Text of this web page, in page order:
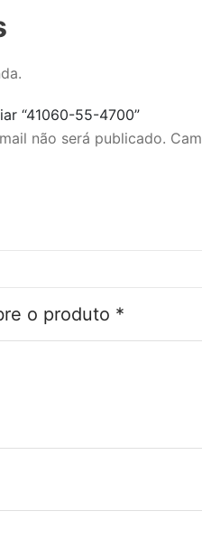
“41060-55-4700”
não será publicado.
o produto *